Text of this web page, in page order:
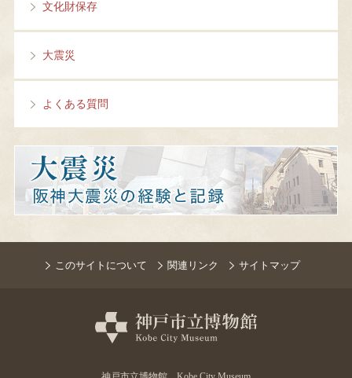
文化財保存
大震災
よくある質問
このサイトについて 関連リンク サイトマップ